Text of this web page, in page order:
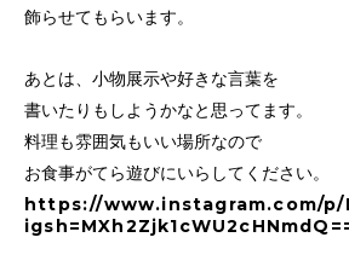
飾らせてもらいます。
あとは、小物展示や好きな言葉を
書いたりもしようかなと思ってます。
料理も雰囲気もいい場所なので
お食事がてら遊びにいらしてください。
https://www.instagram.com/p/